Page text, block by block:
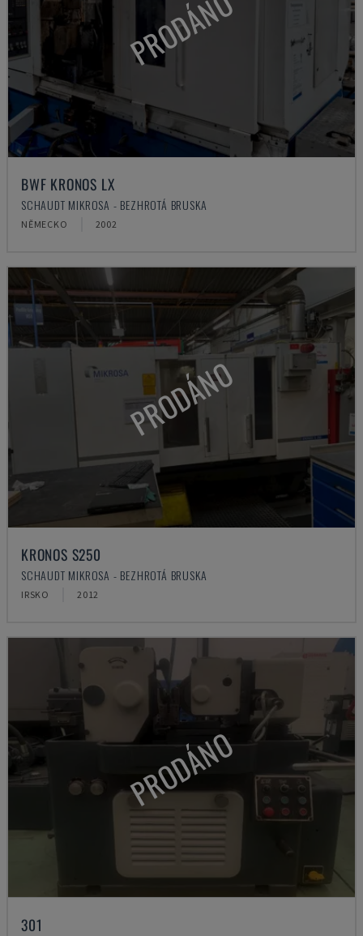
PRODÁNO
BWF KRONOS LX
SCHAUDT MIKROSA - BEZHROTÁ BRUSKA
NĚMECKO 2002
PRODÁNO
KRONOS S250
SCHAUDT MIKROSA - BEZHROTÁ BRUSKA
IRSKO 2012
PRODÁNO
301